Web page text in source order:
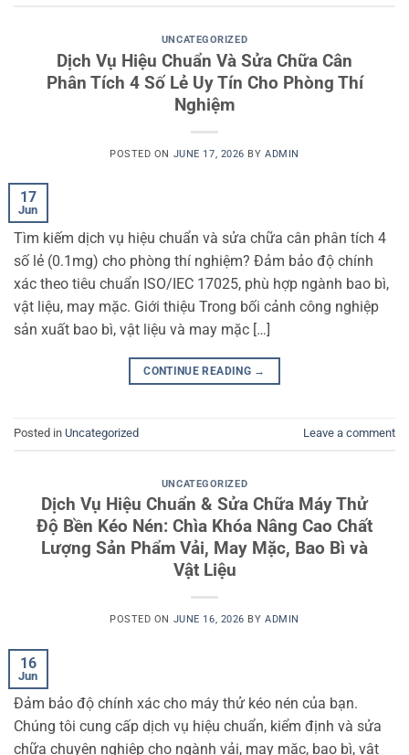
UNCATEGORIZED
Dịch Vụ Hiệu Chuẩn Và Sửa Chữa Cân
Phân Tích 4 Số Lẻ Uy Tín Cho Phòng Thí
Nghiệm
POSTED ON JUNE 17, 2026 BYADMIN
17
Jun
Tìm kiếm dịch vụ hiệu chuẩn và sửa chữa cân phân tích 4
số lẻ (0.1mg) cho phòng thí nghiệm? Đảm bảo độ chính
xác theo tiêu chuẩn ISO/IEC 17025, phù hợp ngành bao bì,
vật liệu, may mặc. Giới thiệu Trong bối cảnh công nghiệp
sản xuất bao bì, vật liệu và may mặc […]
CONTINUE READING →
Posted in Uncategorized Leave a comment
UNCATEGORIZED
Dịch Vụ Hiệu Chuẩn & Sửa Chữa Máy Thử
Độ Bền Kéo Nén: Chìa Khóa Nâng Cao Chất
Lượng Sản Phẩm Vải, May Mặc, Bao Bì và
Vật Liệu
POSTED ON JUNE 16, 2026 BYADMIN
16
Jun
Đảm bảo độ chính xác cho máy thử kéo nén của bạn.
Chúng tôi cung cấp dịch vụ hiệu chuẩn, kiểm định và sửa
chữa chuyên nghiệp cho ngành vải, may mặc, bao bì, vật